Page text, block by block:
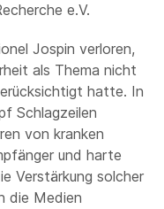
e.V.
Jospin verloren,
als Thema nicht
hatte. In
Schlagzeilen
von kranken
und harte
Verstärkung solcher
die Medien